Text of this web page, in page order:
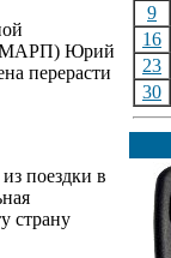
(МАРП) Юрий
перерасти
поездки в
страну
9
16
23
30